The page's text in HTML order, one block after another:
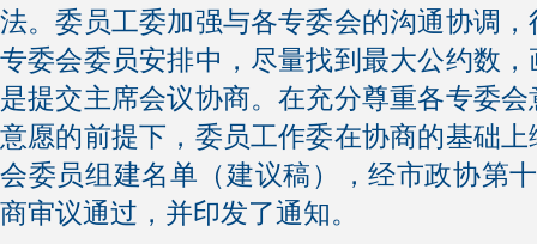
法。委员工委加强与各专委会的沟通协调
专委会委员安排中，尽量找到最大公约数
是提交主席会议协商。在充分尊重各专委
意愿的前提下，委员工作委在协商的基础
会委员组建名单（建议稿），经市政协第
商审议通过，并印发了通知。